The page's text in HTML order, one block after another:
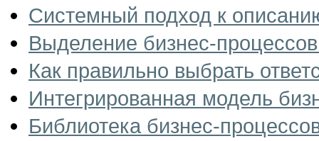
Системный подход к
Выделение бизнес-
Как правильно выбрать
Интегрированная модель
Библиотека бизнес-